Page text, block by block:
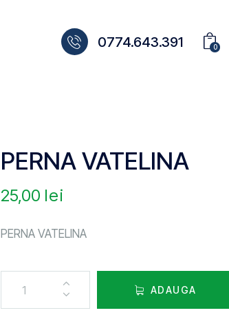
0774.643.391 0
PERNA VATELINA
25,00 lei
PERNA VATELINA
ADAUGA